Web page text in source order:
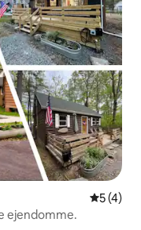
5 ud af 5
5 (4)
ejendomme.